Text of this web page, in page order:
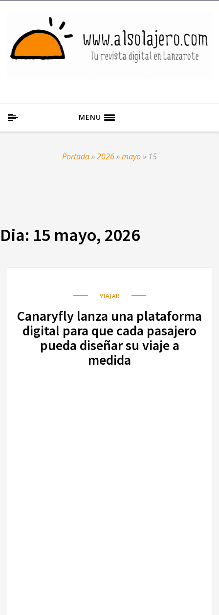
MENU
Portada»2026»mayo» 15
Dia: 15 mayo, 2026
VIAJAR
Canaryfly lanza una plataforma
digital para que cada pasajero
pueda diseñar su viaje a
medida